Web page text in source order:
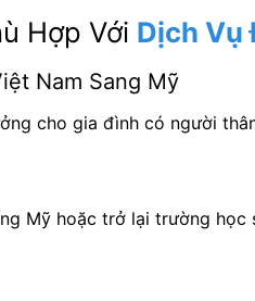
Hợp Với Dịch Vụ
Nam Sang Mỹ
cho gia đình có người
Mỹ hoặc trở lại trường học